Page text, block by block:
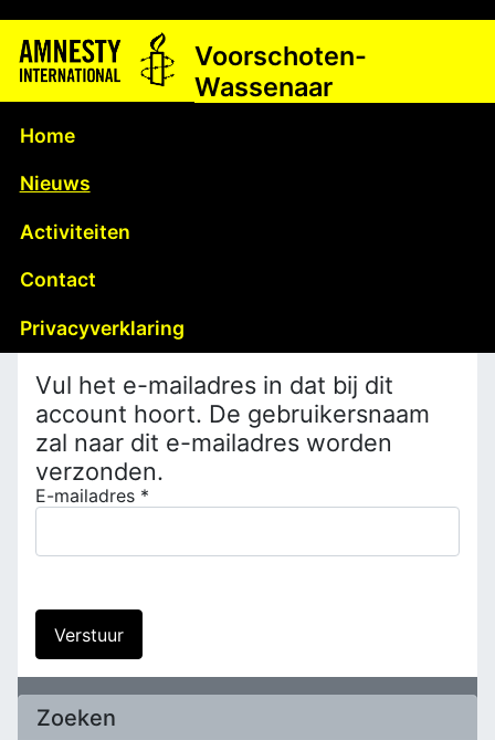
Voorschoten-
Wassenaar
Home
Nieuws
Activiteiten
Contact
Privacyverklaring
Vul het e-mailadres in dat bij dit
account hoort. De gebruikersnaam
zal naar dit e-mailadres worden
verzonden.
E-mailadres *
Verstuur
Zoeken